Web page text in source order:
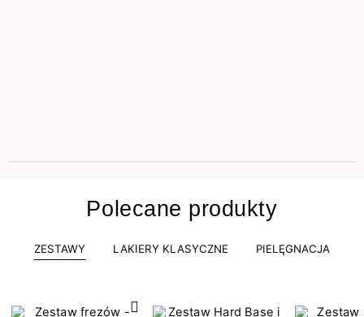
Polecane produkty
ZESTAWY LAKIERY KLASYCZNE PIELĘGNACJA